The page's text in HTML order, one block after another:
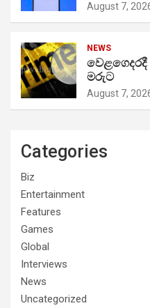
August 7,
NEWS
වෙළගෙදරදී
මරුට
August 7,
Categories
Biz
Entertainment
Features
Games
Global
Interviews
News
Uncategorized